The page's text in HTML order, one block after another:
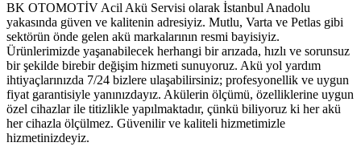
BK OTOMOTİV Acil Akü Servisi olarak İstanbul Anadolu
yakasında güven ve kalitenin adresiyiz. Mutlu, Varta ve Petlas gibi
sektörün önde gelen akü markalarının resmi bayisiyiz.
Ürünlerimizde yaşanabilecek herhangi bir arızada, hızlı ve sorunsuz
bir şekilde birebir değişim hizmeti sunuyoruz. Akü yol yardım
ihtiyaçlarınızda 7/24 bizlere ulaşabilirsiniz; profesyonellik ve uygun
fiyat garantisiyle yanınızdayız. Akülerin ölçümü, özelliklerine uygun
özel cihazlar ile titizlikle yapılmaktadır, çünkü biliyoruz ki her akü
her cihazla ölçülmez. Güvenilir ve kaliteli hizmetimizle
hizmetinizdeyiz.